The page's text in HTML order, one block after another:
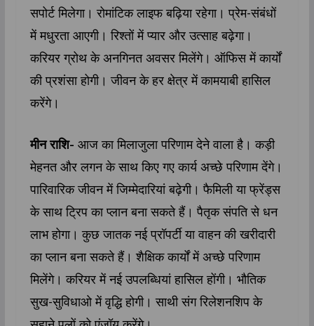
सपोर्ट मिलेगा। रोमांटिक लाइफ बढ़िया रहेगा। प्रेम-संबंधों
में मधुरता आएगी। रिश्तों में प्यार और उत्साह बढ़ेगा।
करियर ग्रोथ के अनगिनत अवसर मिलेंगे। ऑफिस में कार्यों
की प्रशंसा होगी। जीवन के हर क्षेत्र में कामयाबी हासिल
करेंगे।
मीन राशि- आज का मिलाजुला परिणाम देने वाला है। कड़ी
मेहनत और लगन के साथ किए गए कार्य अच्छे परिणाम देंगे।
पारिवारिक जीवन में जिम्मेदारियां बढ़ेगी। फैमिली या फ्रेंड्स
के साथ ट्रिप का प्लान बना सकते हैं। पैतृक संपति से धन
लाभ होगा। कुछ जातक नई प्रॉपर्टी या वाहन की खरीदारी
का प्लान बना सकते हैं। शैक्षिक कार्यों में अच्छे परिणाम
मिलेंगे। करियर में नई उपलब्धियां हासिल होंगी। भौतिक
सुख-सुविधाओ में वृद्धि होगी। साथी संग रिलेशनशिप के